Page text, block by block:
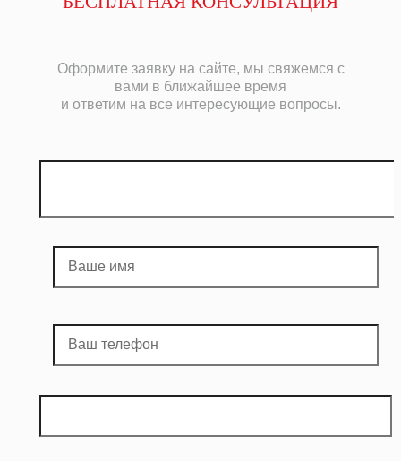
Оформите заявку на сайте, мы свяжемся с
вами в ближайшее время
и ответим на все интересующие вопросы.